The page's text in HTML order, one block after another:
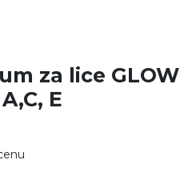
za lice GLOW
E